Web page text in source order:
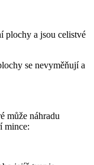
plochy a jsou celistvé
se nevyměňují a
může náhradu
mince: